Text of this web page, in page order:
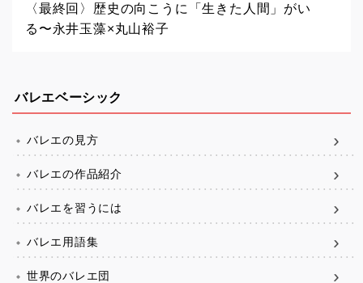
〈最終回〉歴史の向こうに「生きた人間」がい
る〜永井玉藻×丸山裕子
バレエベーシック
バレエの見方
バレエの作品紹介
バレエを習うには
バレエ用語集
世界のバレエ団